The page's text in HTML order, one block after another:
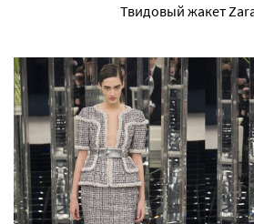
Твидовый жакет